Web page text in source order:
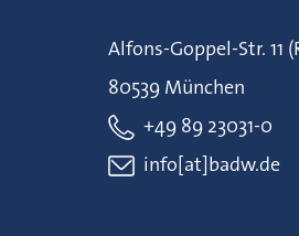
Alfons-Goppel-Str. 11
80539 München
+49 89 23031-0
info[at]badw.de